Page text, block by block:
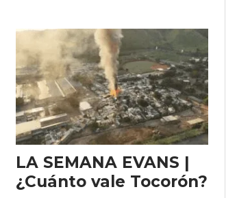
LA SEMANA EVANS |
¿Cuánto vale Tocorón?